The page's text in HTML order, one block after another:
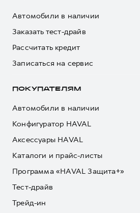
Автомобили в наличии
Заказать тест-драйв
Рассчитать кредит
Записаться на сервис
ПОКУПАТЕЛЯМ
Автомобили в наличии
Конфигуратор HAVAL
Аксессуары HAVAL
Каталоги и прайс-листы
Программа «HAVAL Защита+»
Тест-драйв
Трейд-ин